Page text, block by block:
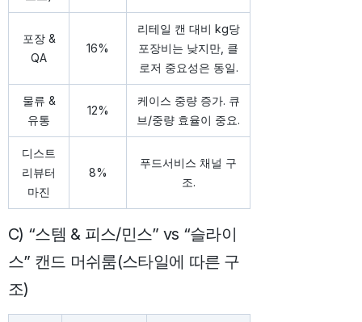
포장 &
QA
16%
리테일 캔 대비 kg당
포장비는 낮지만, 클
로저 중요성은 동일.
물류 &
유통
12%
케이스 중량 증가. 큐
브/중량 효율이 중요.
디스트
리뷰터
마진
8%
푸드서비스 채널 구
조.
C) “스템 & 피스/민스” vs “슬라이
스” 캔드 머쉬룸(스타일에 따른 구
조)